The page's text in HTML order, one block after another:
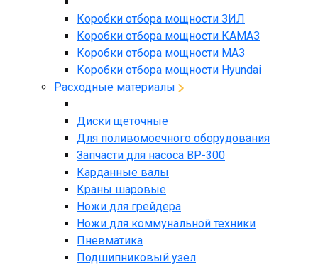
Коробки отбора мощности ЗИЛ
Коробки отбора мощности КАМАЗ
Коробки отбора мощности МАЗ
Коробки отбора мощности Hyundai
Расходные материалы
Диски щеточные
Для поливомоечного оборудования
Запчасти для насоса BP-300
Карданные валы
Краны шаровые
Ножи для грейдера
Ножи для коммунальной техники
Пневматика
Подшипниковый узел